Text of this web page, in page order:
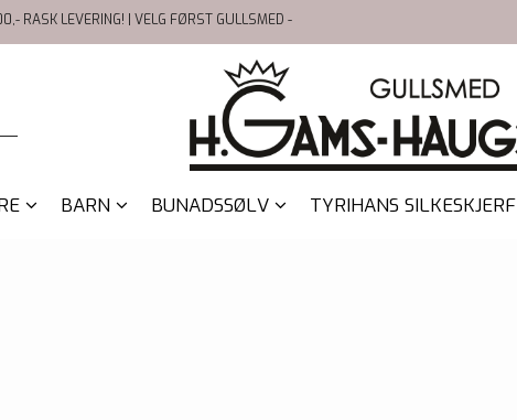
RASK LEVERING! | VELG FØRST GULLSMED -
BARN BUNADSSØLV TYRIHANS SILKESKJERF